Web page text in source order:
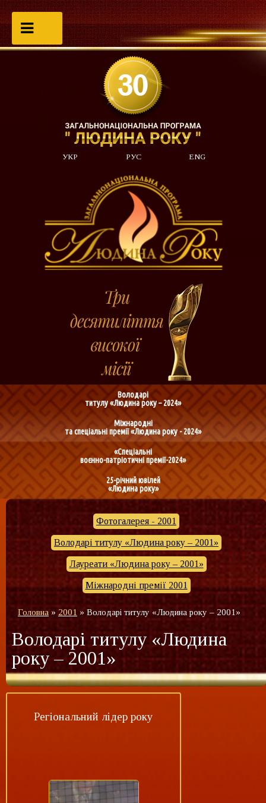
УКР РУС ENG
Володарі
титулу «Людина року – 2024»
Міжнародні
та спеціальні премії «Людина року - 2024»
«Спеціальні
воєнно-патріотичні премії-2024»
25-річний ювілей
«Людина року»
Фотогалерея - 2001
Володарі титулу «Людина року – 2001»
Лауреати «Людина року – 2001»
Міжнародні премії 2001
Головна » 2001 » Володарі титулу «Людина року – 2001»
Володарі титулу «Людина
року – 2001»
Регіональний лідер року